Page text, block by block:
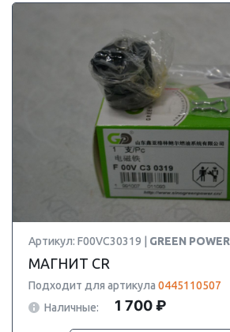
Артикул: F00VC30319 | GREEN POWER
МАГНИТ CR
Подходит для артикула 0445110507
Наличные:
1 700 ₽